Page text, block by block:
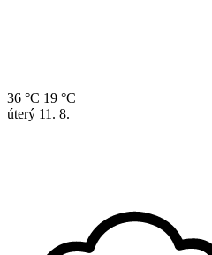
36 °C 19 °C
úterý 11. 8.